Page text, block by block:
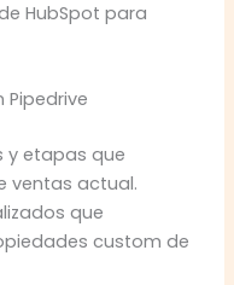
HubSpot para
Pipedrive
y etapas que
ventas actual.
que
custom de